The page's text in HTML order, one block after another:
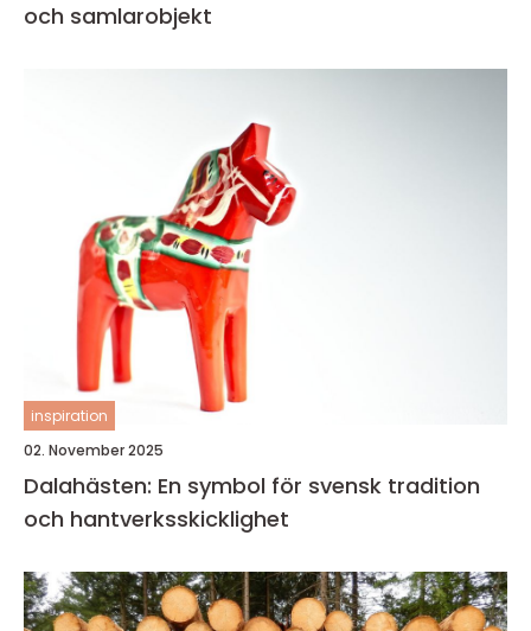
och samlarobjekt
inspiration
02. November 2025
Dalahästen: En symbol för svensk tradition
och hantverksskicklighet